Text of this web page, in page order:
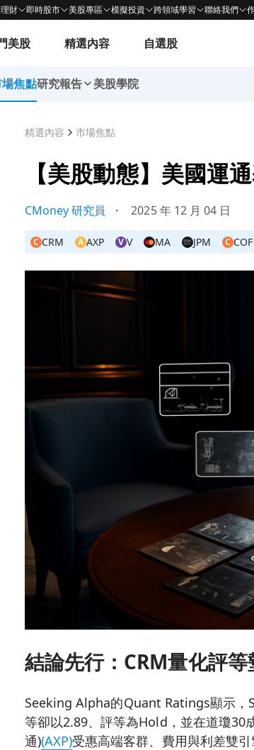
財 即時股市 美股專區 模擬投資 跨領域學習 聯絡我們
美股 精選內容 自選股
焦點研究報告 美股學院
精選內容 市場焦點
【美股動態】美國運
CMoney 研究員 ・ 2025 年 12 月 04 日
C CRM A AXP V V MA JPM C COF
結論先行：CRM量化評
Seeking Alpha的Quant Ratings顯示，
等卻以2.89、評等為Hold，並在道瓊30
通)(AXP)受惠高端客群、費用與利差雙